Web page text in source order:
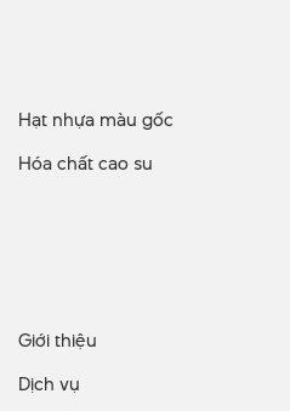
Hạt nhựa màu gốc
Hóa chất cao su
Giới thiệu
Dịch vụ